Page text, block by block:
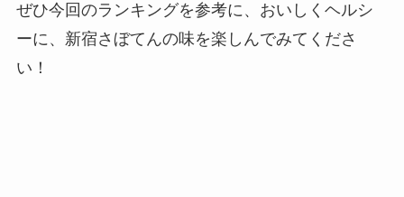
ぜひ今回のランキングを参考に、おいしくヘルシ
ーに、新宿さぼてんの味を楽しんでみてくださ
い！